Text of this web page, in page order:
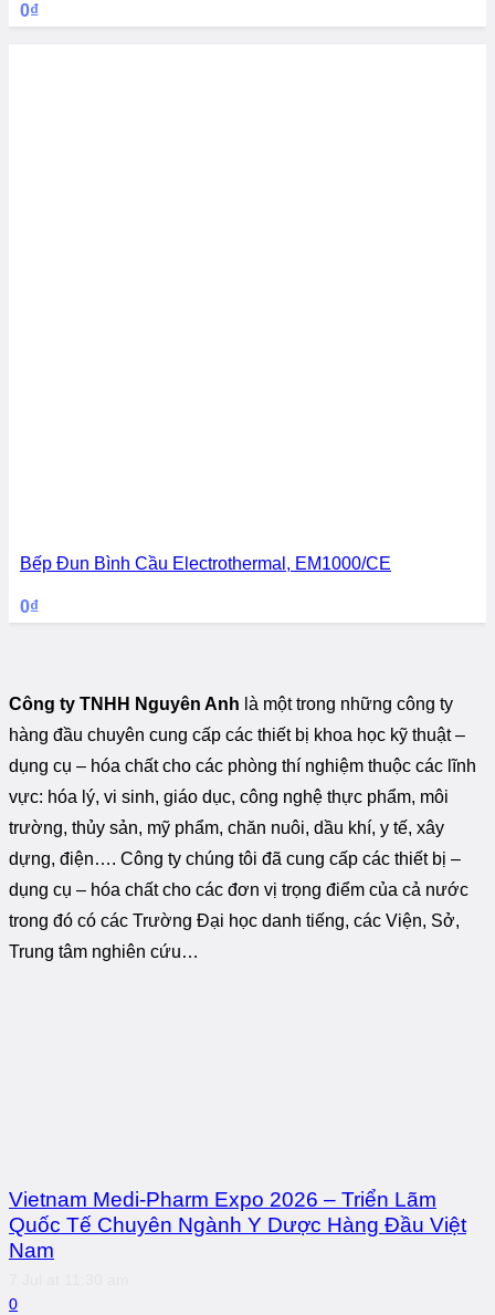
0₫
Bếp Đun Bình Cầu Electrothermal, EM1000/CE
0₫
Công ty TNHH Nguyên Anh là một trong những công ty
hàng đầu chuyên cung cấp các thiết bị khoa học kỹ thuật –
dụng cụ – hóa chất cho các phòng thí nghiệm thuộc các lĩnh
vực: hóa lý, vi sinh, giáo dục, công nghệ thực phẩm, môi
trường, thủy sản, mỹ phẩm, chăn nuôi, dầu khí, y tế, xây
dựng, điện…. Công ty chúng tôi đã cung cấp các thiết bị –
dụng cụ – hóa chất cho các đơn vị trọng điểm của cả nước
trong đó có các Trường Đại học danh tiếng, các Viện, Sở,
Trung tâm nghiên cứu…
Vietnam Medi-Pharm Expo 2026 – Triển Lãm
Quốc Tế Chuyên Ngành Y Dược Hàng Đầu Việt
Nam
0